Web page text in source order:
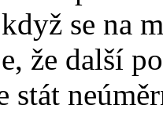
se na
že další
stát